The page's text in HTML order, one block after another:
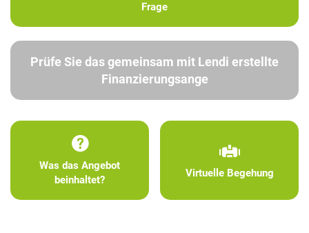
Frage
Prüfe Sie das gemeinsam mit Lendi erstellte
Finanzierungsange
Was das Angebot
beinhaltet?
Virtuelle Begehung